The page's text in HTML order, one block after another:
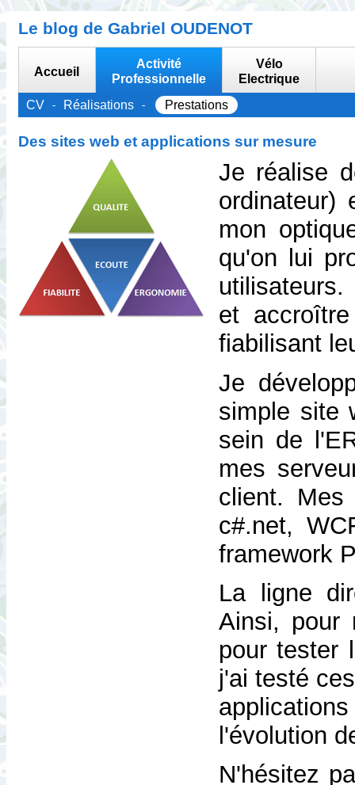
Le blog de Gabriel OUDENOT
Accueil
Activité
Professionnelle
Vélo
Electrique
CV
Réalisations Prestations
Des sites web et applications sur mesure
Je réalise
ordinateur)
mon
qu'on lui
et
fiabilisant
Je
simple site
sein de
mes
client. Mes
c#.net,
framework
La ligne
Ainsi, pour
pour tester
j'ai testé
l'évolution
N'hésitez